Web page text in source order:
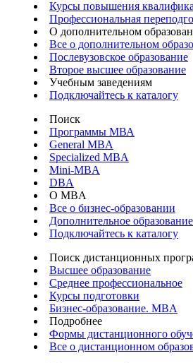
Курсы повышения
Профессиональная
О дополнительном
Все о дополнительном
Послевузовское образование
Второе высшее образование
Учебным заведениям
Подключайтесь к каталогу
Поиск
Программы МВА
General MBA
Specialized MBA
Mini-MBA
DBA
О MBA
Все о бизнес-образовании
Дополнительное образование
Подключайтесь к каталогу
Поиск дистанционных
Высшее образование
Среднее профессиональное
Курсы подготовки
Бизнес-образование. MBA
Подробнее
Формы дистанционного
Все о дистанционном